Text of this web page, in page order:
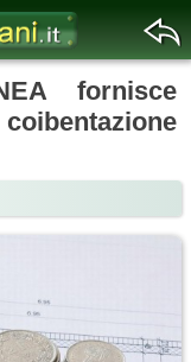
fornisce